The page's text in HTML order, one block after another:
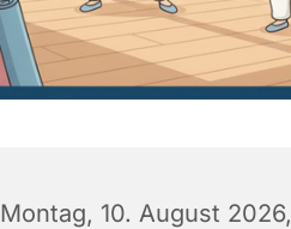
Montag, 10. August 2026,